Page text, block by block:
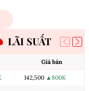
LÃI SUẤT
Giá bán
142,500 ▲800K